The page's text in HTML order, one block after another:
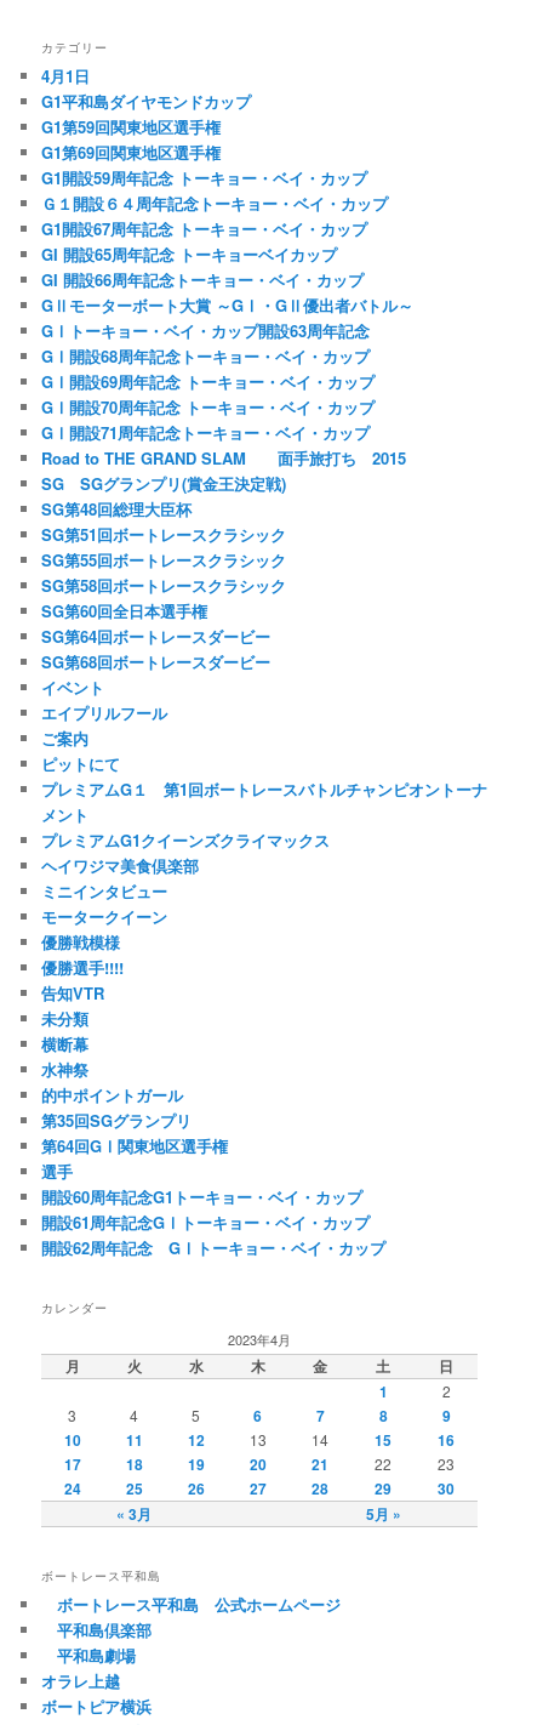
カテゴリー
4月1日
G1平和島ダイヤモンドカップ
G1第59回関東地区選手権
G1第69回関東地区選手権
G1開設59周年記念 トーキョー・ベイ・カップ
Ｇ１開設６４周年記念トーキョー・ベイ・カップ
G1開設67周年記念 トーキョー・ベイ・カップ
GI 開設65周年記念 トーキョーベイカップ
GI 開設66周年記念トーキョー・ベイ・カップ
GⅡモーターボート大賞 ～GⅠ・GⅡ優出者バトル～
GⅠトーキョー・ベイ・カップ開設63周年記念
GⅠ開設68周年記念トーキョー・ベイ・カップ
GⅠ開設69周年記念 トーキョー・ベイ・カップ
GⅠ開設70周年記念 トーキョー・ベイ・カップ
GⅠ開設71周年記念トーキョー・ベイ・カップ
Road to THE GRAND SLAM 面手旅打ち 2015
SG SGグランプリ(賞金王決定戦)
SG第48回総理大臣杯
SG第51回ボートレースクラシック
SG第55回ボートレースクラシック
SG第58回ボートレースクラシック
SG第60回全日本選手権
SG第64回ボートレースダービー
SG第68回ボートレースダービー
イベント
エイプリルフール
ご案内
ピットにて
プレミアムG１ 第1回ボートレースバトルチャンピオントーナ
メント
プレミアムG1クイーンズクライマックス
ヘイワジマ美食倶楽部
ミニインタビュー
モータークイーン
優勝戦模様
優勝選手!!!!
告知VTR
未分類
横断幕
水神祭
的中ポイントガール
第35回SGグランプリ
第64回GⅠ関東地区選手権
選手
開設60周年記念G1トーキョー・ベイ・カップ
開設61周年記念GⅠトーキョー・ベイ・カップ
開設62周年記念 GⅠトーキョー・ベイ・カップ
カレンダー
2023年4月
月 火 水 木 金 土 日
« 3月 5月 »
1
2
3
4 5 6 7 8
9
10
11 12 13 14 15
16
17
18 19 20 21 22 23
24 25 26 27 28 29 30
ボートレース平和島
ボートレース平和島 公式ホームページ
平和島倶楽部
平和島劇場
オラレ上越
ボートピア横浜